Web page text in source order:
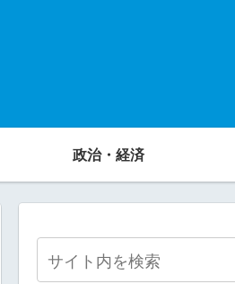
政治・経済